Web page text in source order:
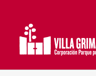
contenido